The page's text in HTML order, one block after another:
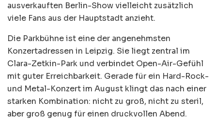
ausverkauften Berlin-Show vielleicht zusätzlich
viele Fans aus der Hauptstadt anzieht.
Die Parkbühne ist eine der angenehmsten
Konzertadressen in Leipzig. Sie liegt zentral im
Clara-Zetkin-Park und verbindet Open-Air-Gefühl
mit guter Erreichbarkeit. Gerade für ein Hard-Rock-
und Metal-Konzert im August klingt das nach einer
starken Kombination: nicht zu groß, nicht zu steril,
aber groß genug für einen druckvollen Abend.